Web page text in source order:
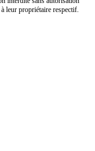
leur propriétaire respectif.